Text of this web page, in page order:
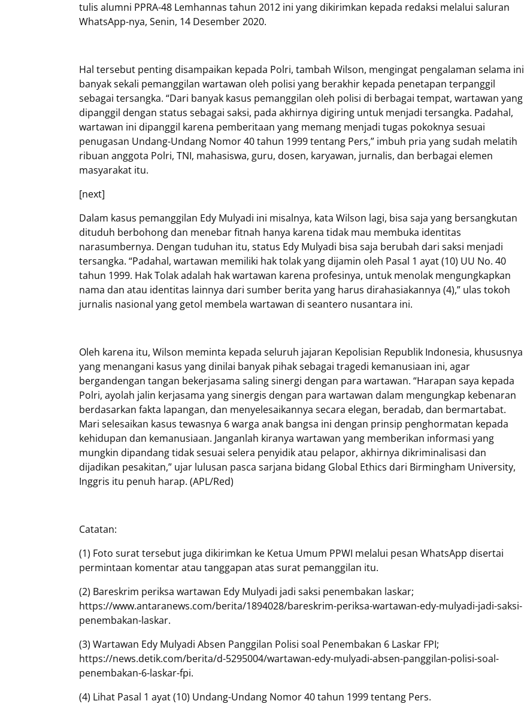
tulis alumni PPRA-48 Lemhannas tahun 2012 ini yang dikirimkan kepada redaksi melalui saluran
WhatsApp-nya, Senin, 14 Desember 2020.
Hal tersebut penting disampaikan kepada Polri, tambah Wilson, mengingat pengalaman selama ini
banyak sekali pemanggilan wartawan oleh polisi yang berakhir kepada penetapan terpanggil
sebagai tersangka. “Dari banyak kasus pemanggilan oleh polisi di berbagai tempat, wartawan yang
dipanggil dengan status sebagai saksi, pada akhirnya digiring untuk menjadi tersangka. Padahal,
wartawan ini dipanggil karena pemberitaan yang memang menjadi tugas pokoknya sesuai
penugasan Undang-Undang Nomor 40 tahun 1999 tentang Pers,” imbuh pria yang sudah melatih
ribuan anggota Polri, TNI, mahasiswa, guru, dosen, karyawan, jurnalis, dan berbagai elemen
masyarakat itu.
[next]
Dalam kasus pemanggilan Edy Mulyadi ini misalnya, kata Wilson lagi, bisa saja yang bersangkutan
dituduh berbohong dan menebar fitnah hanya karena tidak mau membuka identitas
narasumbernya. Dengan tuduhan itu, status Edy Mulyadi bisa saja berubah dari saksi menjadi
tersangka. “Padahal, wartawan memiliki hak tolak yang dijamin oleh Pasal 1 ayat (10) UU No. 40
tahun 1999. Hak Tolak adalah hak wartawan karena profesinya, untuk menolak mengungkapkan
nama dan atau identitas lainnya dari sumber berita yang harus dirahasiakannya (4),” ulas tokoh
jurnalis nasional yang getol membela wartawan di seantero nusantara ini.
Oleh karena itu, Wilson meminta kepada seluruh jajaran Kepolisian Republik Indonesia, khususnya
yang menangani kasus yang dinilai banyak pihak sebagai tragedi kemanusiaan ini, agar
bergandengan tangan bekerjasama saling sinergi dengan para wartawan. “Harapan saya kepada
Polri, ayolah jalin kerjasama yang sinergis dengan para wartawan dalam mengungkap kebenaran
berdasarkan fakta lapangan, dan menyelesaikannya secara elegan, beradab, dan bermartabat.
Mari selesaikan kasus tewasnya 6 warga anak bangsa ini dengan prinsip penghormatan kepada
kehidupan dan kemanusiaan. Janganlah kiranya wartawan yang memberikan informasi yang
mungkin dipandang tidak sesuai selera penyidik atau pelapor, akhirnya dikriminalisasi dan
dijadikan pesakitan,” ujar lulusan pasca sarjana bidang Global Ethics dari Birmingham University,
Inggris itu penuh harap. (APL/Red)
Catatan:
(1) Foto surat tersebut juga dikirimkan ke Ketua Umum PPWI melalui pesan WhatsApp disertai
permintaan komentar atau tanggapan atas surat pemanggilan itu.
(2) Bareskrim periksa wartawan Edy Mulyadi jadi saksi penembakan laskar;
https://www.antaranews.com/berita/1894028/bareskrim-periksa-wartawan-edy-mulyadi-jadi-saksi-
penembakan-laskar.
(3) Wartawan Edy Mulyadi Absen Panggilan Polisi soal Penembakan 6 Laskar FPI;
https://news.detik.com/berita/d-5295004/wartawan-edy-mulyadi-absen-panggilan-polisi-soal-
penembakan-6-laskar-fpi.
(4) Lihat Pasal 1 ayat (10) Undang-Undang Nomor 40 tahun 1999 tentang Pers.